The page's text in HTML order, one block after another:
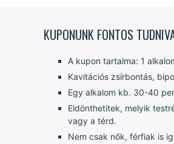
KUPONUNK FONTOS
A kupon tartalma: 1
Kavitációs zsírbontás,
Egy alkalom kb. 30-40
Eldönthetitek, melyik
vagy a térd.
Nem csak nők, férfiak is